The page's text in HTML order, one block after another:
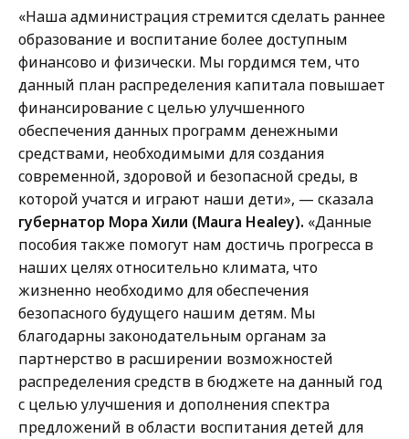
c
a
t
i
o
n
s
a
t
m
m
u
n
i
c
a
t
i
o
n
s
a
t
«Наша администрация стремится сделать раннее
образование и воспитание более доступным
финансово и физически. Мы гордимся тем, что
данный план распределения капитала повышает
финансирование с целью улучшенного
обеспечения данных программ денежными
средствами, необходимыми для создания
современной, здоровой и безопасной среды, в
которой учатся и играют наши дети», — сказала
губернатор Мора Хили (Maura Healey). «Данные
пособия также помогут нам достичь прогресса в
наших целях относительно климата, что
жизненно необходимо для обеспечения
безопасного будущего нашим детям. Мы
благодарны законодательным органам за
партнерство в расширении возможностей
распределения средств в бюджете на данный год
с целью улучшения и дополнения спектра
предложений в области воспитания детей для